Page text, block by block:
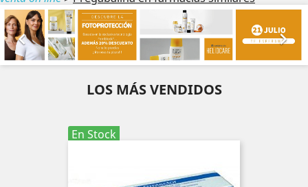

Anterior

LOS MÁS VENDIDOS
En Stock